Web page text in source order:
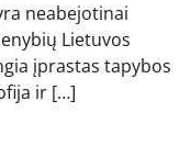
neabejotinai
Lietuvos
įprastas tapybos
ir […]